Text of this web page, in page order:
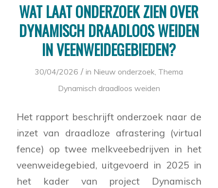
WAT LAAT ONDERZOEK ZIEN OVER
DYNAMISCH DRAADLOOS WEIDEN
IN VEENWEIDEGEBIEDEN?
30/04/2026 / in Nieuw onderzoek, Thema
Dynamisch draadloos weiden
Het rapport beschrijft onderzoek naar de
inzet van draadloze afrastering (virtual
fence) op twee melkveebedrijven in het
veenweidegebied, uitgevoerd in 2025 in
het kader van project Dynamisch